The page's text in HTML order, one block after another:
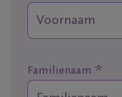
We
Familienaam *